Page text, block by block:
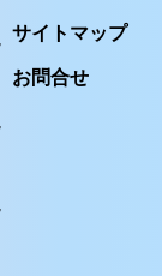
サイトマップ
お問合せ